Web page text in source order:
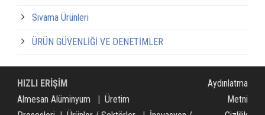
Sıvama Ürünleri
ÜRÜN GÜVENLİĞİ VE DENETİMLER
HIZLI ERİŞİM
Almesan Alüminyum
Üretim
Aydınlatma
Metni